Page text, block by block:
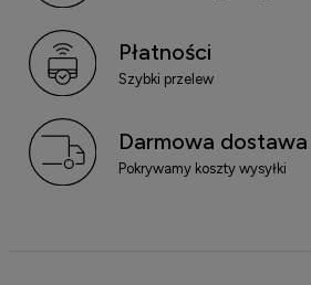
Płatności
Szybki przelew
Darmowa dostawa
Pokrywamy koszty wysyłki